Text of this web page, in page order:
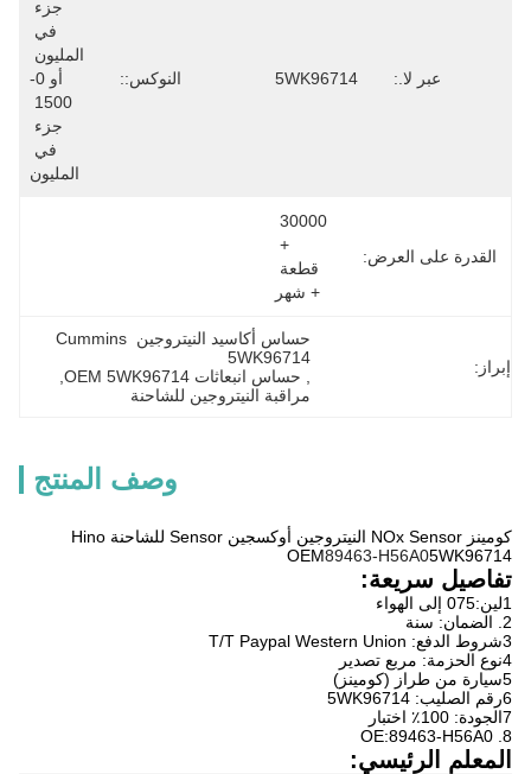
عبر لا.: 5WK96714 النوكس::
أو 0-
المليون
القدرة على العرض:
+ شهر
إبراز:
حساس أكاسيد النيتروجين Cummins
5WK96714
حساس انبعاثات OEM 5WK96714
مراقبة النيتروجين للشاحنة
وصف المنتج
كومينز NOx Sensor النيتروجين أوكسجين Sensor للشاحنة Hino
OEM89463-H56A05WK96714
تفاصيل سريعة:
1لين:075 إلى الهواء
2. الضمان: سنة
3شروط الدفع: T/T Paypal Western Union
4نوع الحزمة: مربع تصدير
5سيارة من طراز (كومينز)
6رقم الصليب: 5WK96714
7الجودة: 100٪ اختبار
8. OE:89463-H56A0
المعلم الرئيسي: